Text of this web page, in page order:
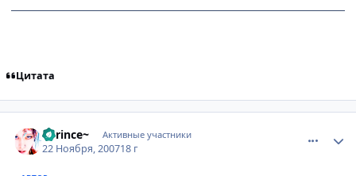
Цитата
~Prince~ Активные участники
22 Ноября, 200718 г